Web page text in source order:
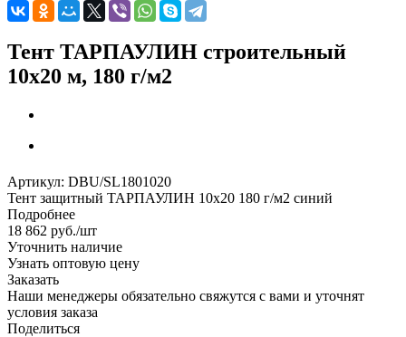
Тент ТАРПАУЛИН строительный
10х20 м, 180 г/м2
Артикул: DBU/SL1801020
Тент защитный ТАРПАУЛИН 10х20 180 г/м2 синий
Подробнее
18 862 руб./шт
Уточнить наличие
Узнать оптовую цену
Заказать
Наши менеджеры обязательно свяжутся с вами и уточнят
условия заказа
Поделиться